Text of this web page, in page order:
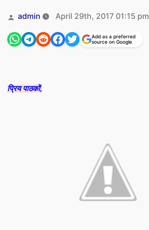
Posted
by
admin April 29th, 2017 01:15 pm
Add as a preferred
source on Google
प्रिय पाठकों,